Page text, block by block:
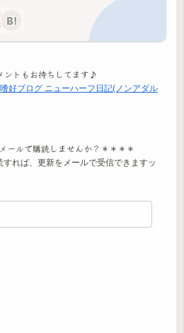
ントもお待ちしてます♪
ールで購読しませんか？＊＊＊＊
れば、更新をメールで受信できますッ